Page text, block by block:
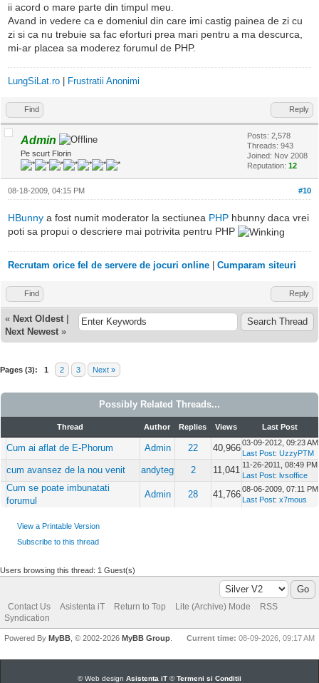
ii acord o mare parte din timpul meu.
Avand in vedere ca e domeniul din care imi castig painea de zi cu
zi si ca nu trebuie sa fac eforturi prea mari pentru a ma descurca,
mi-ar placea sa moderez forumul de PHP.
LungSiLat.ro Frustratii Anonimi
Find Reply
Admin
Pe scurt Florin
Posts: 2,578
Threads: 943
Joined: Nov 2008
Reputation: 12
#10
08-18-2009, 04:15 PM
HBunny a fost numit moderator la sectiunea PHP hbunny daca vrei
poti sa propui o descriere mai potrivita pentru PHP
Recrutam orice fel de servere de jocuri online | Cumparam siteuri
Find Reply
« Next Oldest
Next Newest »
Pages (3): 1 2 3 Next »
Possibly Related Threads...
Thread Author Replies Views Last Post
Cum ai aflat de E-Phorum Admin 22 40,966 03-09-2012, 09:23 AM
Last Post: UzzyPTM
cum avansez de la nou venit andyteg 2 11,041 11-26-2011, 08:49 PM
Last Post: lvsoffice
Cum se poate imbunatati
forumul
Admin 28 41,766 08-06-2009, 07:11 PM
Last Post: x7mous
View a Printable Version
Subscribe to this thread
Users browsing this thread: 1 Guest(s)
Contact Us Asistenta iT Return to Top Lite (Archive) Mode
RSS
Syndication
Current time: 08-09-2026, 09:17 AM
Powered By MyBB , © 2002-2026 MyBB Group
© Web design Asistenta iT ©Termeni si Conditii